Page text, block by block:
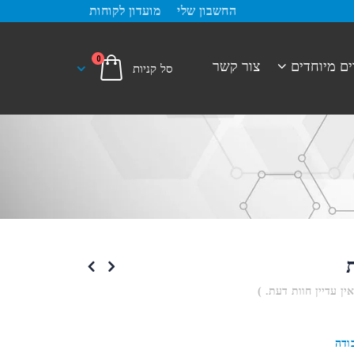
החשבון שלי מועדון לקוחות
מיוחדים צור קשר 0
עדיין חוות דעת. )